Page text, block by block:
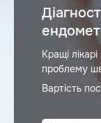
Кращі
проблему
Вартість